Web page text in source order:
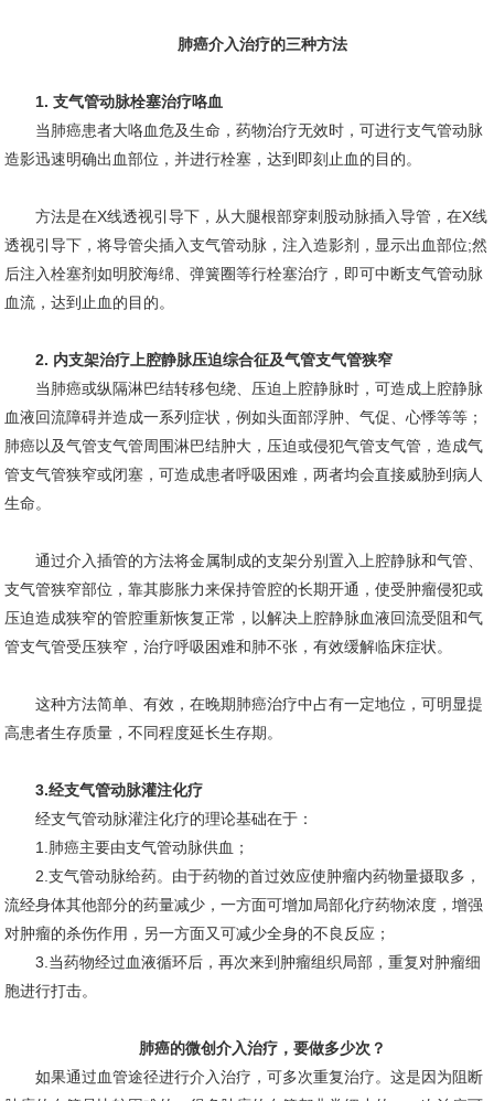
肺癌介入治疗的三种方法
1. 支气管动脉栓塞治疗咯血
当肺癌患者大咯血危及生命，药物治疗无效时，可进行支气管动脉
造影迅速明确出血部位，并进行栓塞，达到即刻止血的目的。
方法是在X线透视引导下，从大腿根部穿刺股动脉插入导管，在X线
透视引导下，将导管尖插入支气管动脉，注入造影剂，显示出血部位;然
后注入栓塞剂如明胶海绵、弹簧圈等行栓塞治疗，即可中断支气管动脉
血流，达到止血的目的。
2. 内支架治疗上腔静脉压迫综合征及气管支气管狭窄
当肺癌或纵隔淋巴结转移包绕、压迫上腔静脉时，可造成上腔静脉
血液回流障碍并造成一系列症状，例如头面部浮肿、气促、心悸等等；
肺癌以及气管支气管周围淋巴结肿大，压迫或侵犯气管支气管，造成气
管支气管狭窄或闭塞，可造成患者呼吸困难，两者均会直接威胁到病人
生命。
通过介入插管的方法将金属制成的支架分别置入上腔静脉和气管、
支气管狭窄部位，靠其膨胀力来保持管腔的长期开通，使受肿瘤侵犯或
压迫造成狭窄的管腔重新恢复正常，以解决上腔静脉血液回流受阻和气
管支气管受压狭窄，治疗呼吸困难和肺不张，有效缓解临床症状。
这种方法简单、有效，在晚期肺癌治疗中占有一定地位，可明显提
高患者生存质量，不同程度延长生存期。
3.经支气管动脉灌注化疗
经支气管动脉灌注化疗的理论基础在于：
1.肺癌主要由支气管动脉供血；
2.支气管动脉给药。由于药物的首过效应使肿瘤内药物量摄取多，
流经身体其他部分的药量减少，一方面可增加局部化疗药物浓度，增强
对肿瘤的杀伤作用，另一方面又可减少全身的不良反应；
3.当药物经过血液循环后，再次来到肿瘤组织局部，重复对肿瘤细
胞进行打击。
肺癌的微创介入治疗，要做多少次？
如果通过血管途径进行介入治疗，可多次重复治疗。这是因为阻断